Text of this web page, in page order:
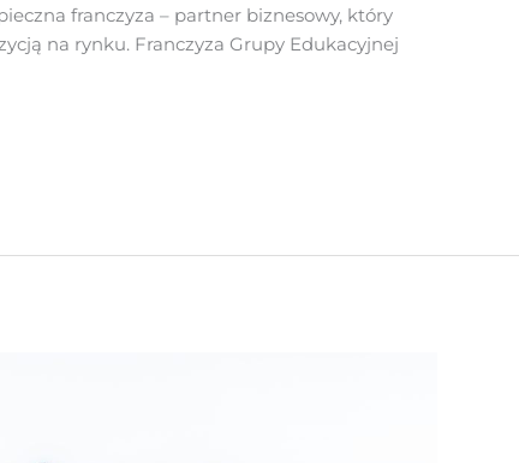
franczyza – partner biznesowy, który
na rynku. Franczyza Grupy Edukacyjnej